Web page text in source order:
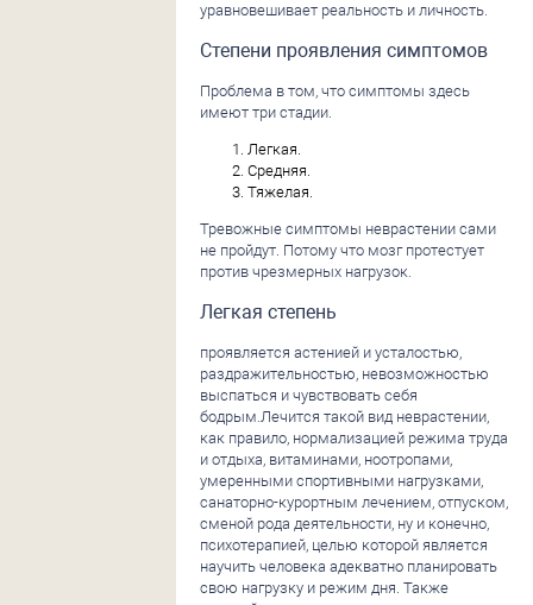
уравновешивает реальность и личность.
Степени проявления симптомов
Проблема в том, что симптомы здесь
имеют три стадии.
Легкая.
Средняя.
Тяжелая.
Тревожные симптомы неврастении сами
не пройдут. Потому что мозг протестует
против чрезмерных нагрузок.
Легкая степень
проявляется астенией и усталостью,
раздражительностью, невозможностью
выспаться и чувствовать себя
бодрым.Лечится такой вид неврастении,
как правило, нормализацией режима труда
и отдыха, витаминами, ноотропами,
умеренными спортивными нагрузками,
санаторно-курортным лечением, отпуском,
сменой рода деятельности, ну и конечно,
психотерапией, целью которой является
научить человека адекватно планировать
свою нагрузку и режим дня. Также